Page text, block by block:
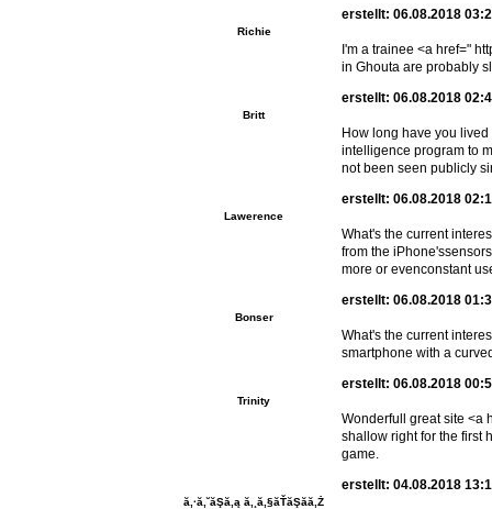
Richie
erstellt: 06.08.2018
I'm a trainee <a href="
in Ghouta are probably
Britt
erstellt: 06.08.2018
How long have you
intelligence program to
not been seen publicly
Lawerence
erstellt: 06.08.2018
What's the current
from the
more or evenconstant
Bonser
erstellt: 06.08.2018
What's the current
smartphone with a
Trinity
erstellt: 06.08.2018
Wonderfull great site <a
shallow right for the first
game.
ă‚·ă‚˘ăŞă‚ą ă‚¸ă‚§ăŤăŞăă‚Ż
erstellt: 04.08.2018